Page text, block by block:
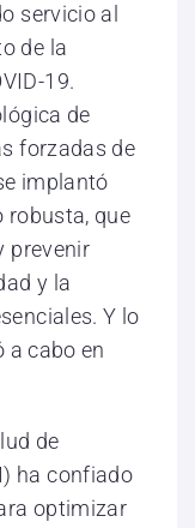
servicio al
de la
19.
de
forzadas de
implantó
robusta, que
prevenir
y la
Y lo
a cabo en
de
ha confiado
optimizar